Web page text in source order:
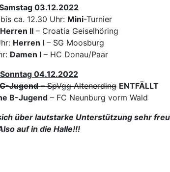
03.12.2022
ca. 12.30 Uhr: Mini-Turnier
Herren II– Croatia Geiselhöring
Herren I– SG Moosburg
Damen I – HC Donau/Paar
Sonntag 04.12.2022
Jugend– SpVgg Altenerding ENTFÄLLT
B-Jugend– FC Neunburg vorm Wald
über lautstarke Unterstützung sehr
auf in die Halle!!!